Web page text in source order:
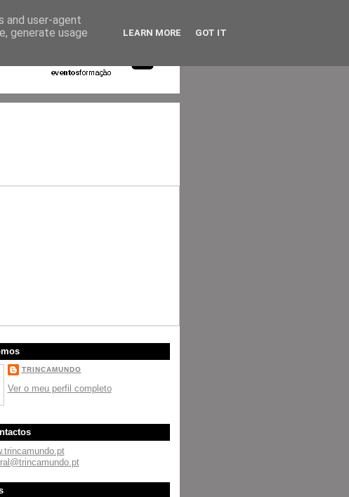
TRINCAMUNDO
Ver o meu perfil completo
and user-agent
generate usage
LEARN MORE GOT IT